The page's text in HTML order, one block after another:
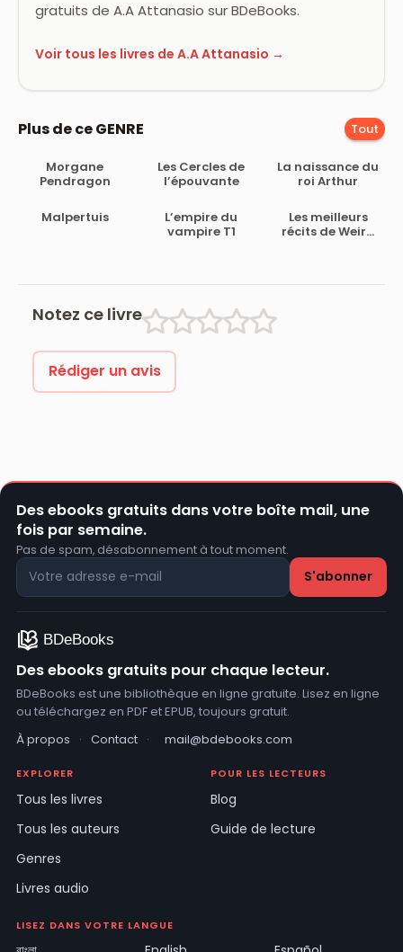
gratuits de A.A Attanasio sur BDeBooks.
Voir tous les livres de A.A Attanasio →
Plus de ce GENRE Tout
Morgane
Pendragon
Les Cercles de
l’épouvante
La naissance du
roi Arthur
Malpertuis
L’empire du
vampire T1
Les meilleurs
récits de Weird
Notez ce livre
Rédiger un avis
Des ebooks gratuits dans votre boîte mail, une
fois par semaine.
Pas de spam, désabonnement à tout moment.
Des ebooks gratuits pour chaque lecteur.
BDeBooks est une bibliothèque en ligne gratuite. Lisez en ligne
ou téléchargez en PDF et EPUB, toujours gratuit.
À propos
· Contact · mail@bdebooks.com
EXPLORER
Tous les livres
Tous les auteurs
Genres
Livres audio
POUR LES LECTEURS
Blog
Guide de lecture
LISEZ DANS VOTRE LANGUE